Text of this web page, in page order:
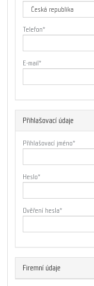
Telefon*
E-mail *
Přihlašovací údaje
Přihlašovací jméno*
Heslo*
Ověření hesla*
Firemní údaje